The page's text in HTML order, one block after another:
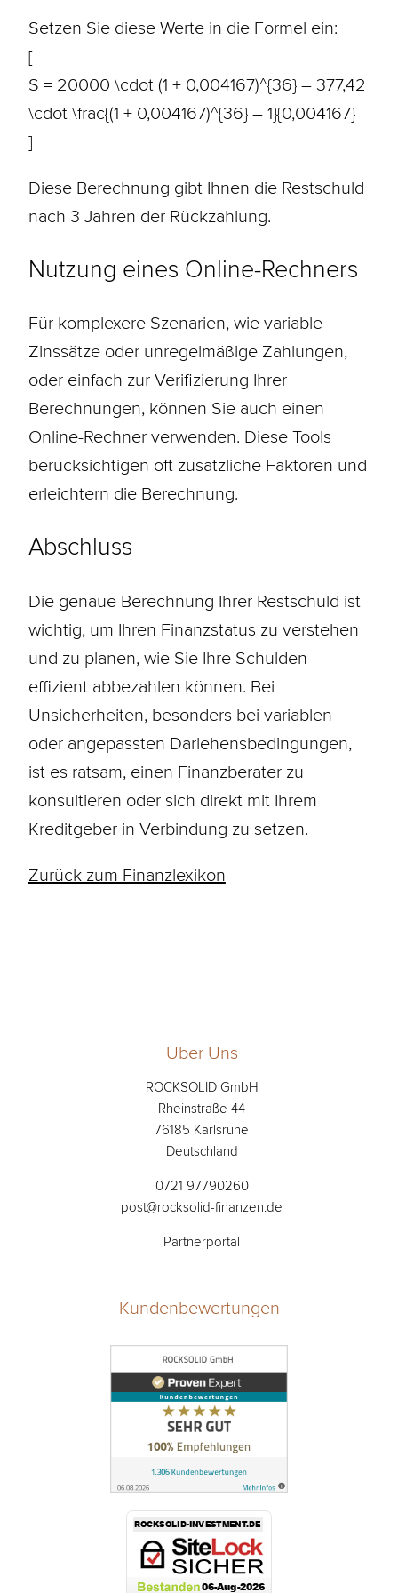
Setzen Sie diese Werte in die Formel ein:
[
S = 20000 \cdot (1 + 0,004167)^{36} – 377,42
\cdot \frac{(1 + 0,004167)^{36} – 1}{0,004167}
]
Diese Berechnung gibt Ihnen die Restschuld
nach 3 Jahren der Rückzahlung.
Nutzung eines Online-Rechners
Für komplexere Szenarien, wie variable
Zinssätze oder unregelmäßige Zahlungen,
oder einfach zur Verifizierung Ihrer
Berechnungen, können Sie auch einen
Online-Rechner verwenden. Diese Tools
berücksichtigen oft zusätzliche Faktoren und
erleichtern die Berechnung.
Abschluss
Die genaue Berechnung Ihrer Restschuld ist
wichtig, um Ihren Finanzstatus zu verstehen
und zu planen, wie Sie Ihre Schulden
effizient abbezahlen können. Bei
Unsicherheiten, besonders bei variablen
oder angepassten Darlehensbedingungen,
ist es ratsam, einen Finanzberater zu
konsultieren oder sich direkt mit Ihrem
Kreditgeber in Verbindung zu setzen.
Zurück zum Finanzlexikon
Über Uns
ROCKSOLID GmbH
Rheinstraße 44
76185 Karlsruhe
Deutschland
0721 97790260
post@rocksolid-finanzen.de
Partnerportal
Kundenbewertungen